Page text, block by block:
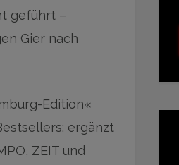
geführt –
Gier nach
Edition«
ergänzt
ZEIT und